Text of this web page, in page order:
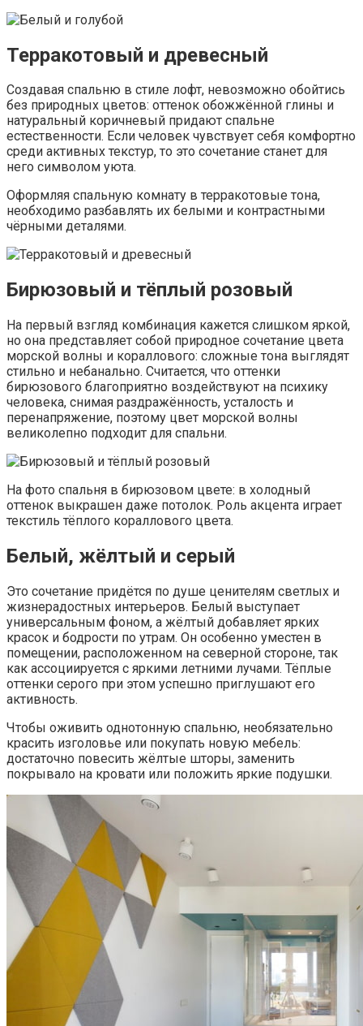
Терракотовый и древесный
Создавая спальню в стиле лофт, невозможно обойтись
без природных цветов: оттенок обожжённой глины и
натуральный коричневый придают спальне
естественности. Если человек чувствует себя комфортно
среди активных текстур, то это сочетание станет для
него символом уюта.
Оформляя спальную комнату в терракотовые тона,
необходимо разбавлять их белыми и контрастными
чёрными деталями.
Бирюзовый и тёплый розовый
На первый взгляд комбинация кажется слишком яркой,
но она представляет собой природное сочетание цвета
морской волны и кораллового: сложные тона выглядят
стильно и небанально. Считается, что оттенки
бирюзового благоприятно воздействуют на психику
человека, снимая раздражённость, усталость и
перенапряжение, поэтому цвет морской волны
великолепно подходит для спальни.
На фото спальня в бирюзовом цвете: в холодный
оттенок выкрашен даже потолок. Роль акцента играет
текстиль тёплого кораллового цвета.
Белый, жёлтый и серый
Это сочетание придётся по душе ценителям светлых и
жизнерадостных интерьеров. Белый выступает
универсальным фоном, а жёлтый добавляет ярких
красок и бодрости по утрам. Он особенно уместен в
помещении, расположенном на северной стороне, так
как ассоциируется с яркими летними лучами. Тёплые
оттенки серого при этом успешно приглушают его
активность.
Чтобы оживить однотонную спальню, необязательно
красить изголовье или покупать новую мебель:
достаточно повесить жёлтые шторы, заменить
покрывало на кровати или положить яркие подушки.